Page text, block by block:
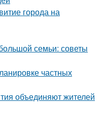
города на
семьи: советы
частных
объединяют жителей